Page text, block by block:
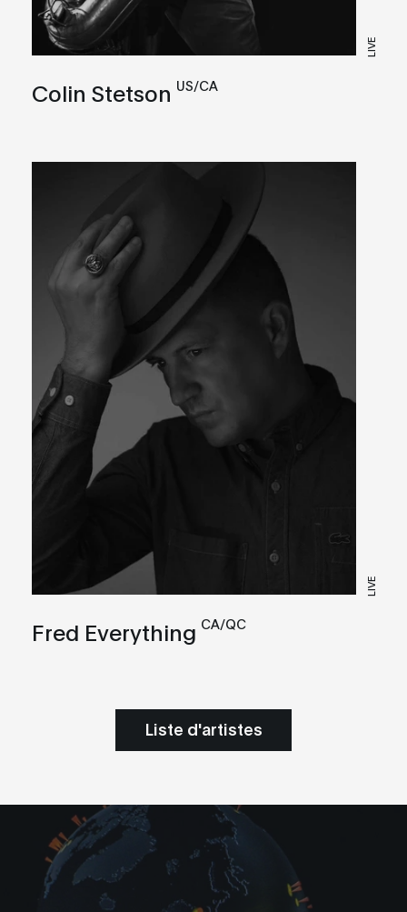
LIVE
Colin Stetson US/CA
LIVE
Fred Everything CA/QC
Liste d'artistes